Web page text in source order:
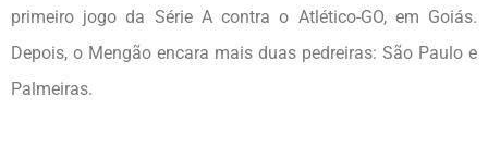
primeiro jogo da Série A contra o Atlético-GO, em Goiás.
Depois, o Mengão encara mais duas pedreiras: São Paulo e
Palmeiras.